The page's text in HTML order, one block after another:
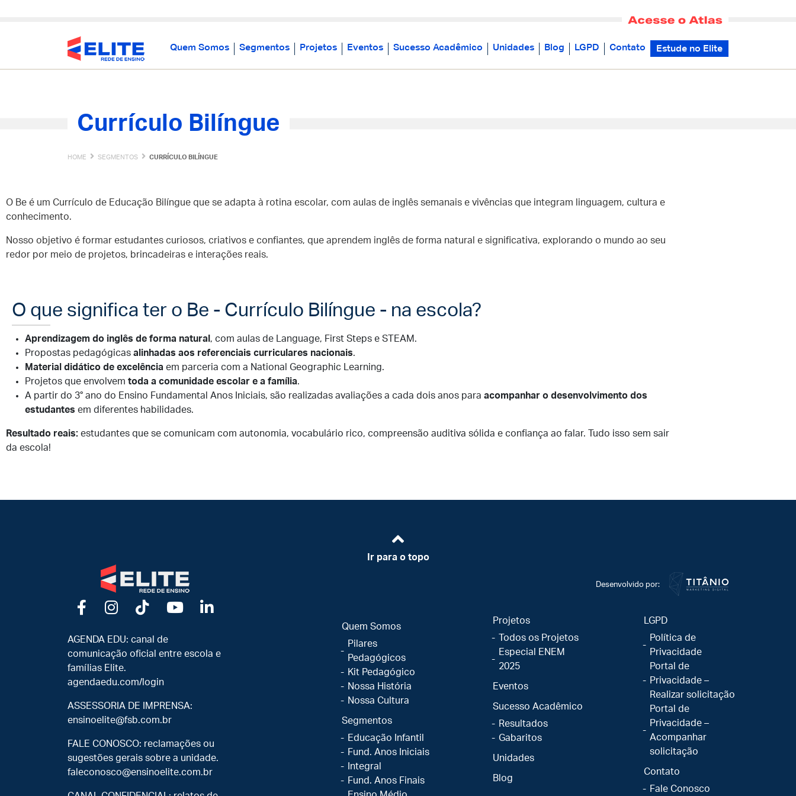
Quem Somos Segmentos Projetos Eventos Sucesso Acadêmico Unidades Blog LGPD Contato Estude no Elite
Currículo Bilíngue
HOME SEGMENTOS CURRÍCULO BILÍNGUE
O Be é um Currículo de Educação Bilíngue que se adapta à rotina escolar, com aulas de inglês semanais e vivências que integram linguagem, cultura e
conhecimento.
Nosso objetivo é formar estudantes curiosos, criativos e confiantes, que aprendem inglês de forma natural e significativa, explorando o mundo ao seu
redor por meio de projetos, brincadeiras e interações reais.
O que significa ter o Be - Currículo Bilíngue - na escola?
Aprendizagem do inglês de forma natural , com aulas de Language, First Steps e STEAM.
Propostas pedagógicas alinhadas aos referenciais curriculares nacionais.
Material didático de excelência em parceria com a National Geographic Learning.
Projetos que envolvem toda a comunidade escolar e a família.
A partir do 3° ano do Ensino Fundamental Anos Iniciais, são realizadas avaliações a cada dois anos para acompanhar o desenvolvimento dos
estudantes em diferentes habilidades.
Resultado reais: estudantes que se comunicam com autonomia, vocabulário rico, compreensão auditiva sólida e confiança ao falar. Tudo isso sem sair
da escola!
Ir para o topo
AGENDA EDU: canal de
comunicação oficial entre escola e
famílias Elite.
agendaedu.com/login
ASSESSORIA DE IMPRENSA:
ensinoelite@fsb.com.br
FALE CONOSCO: reclamações ou
sugestões gerais sobre a unidade.
faleconosco@ensinoelite.com.br
Desenvolvido por:
Quem Somos
Pilares
Pedagógicos
Kit Pedagógico
Nossa História
Nossa Cultura
Segmentos
Educação Infantil
Fund. Anos Iniciais
Integral
Fund. Anos Finais
Projetos
Todos os Projetos
Especial ENEM
2025
Eventos
Sucesso Acadêmico
Resultados
Gabaritos
Unidades
Blog
LGPD
Política de
Privacidade
Portal de
Privacidade –
Realizar solicitação
Portal de
Privacidade –
Acompanhar
solicitação
Contato
Fale Conosco